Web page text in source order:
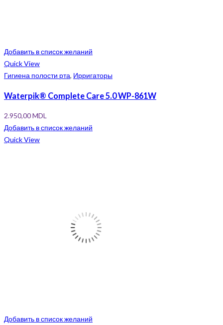
Добавить в список желаний
Quick View
Гигиена полости рта, Ирригаторы
Waterpik® Complete Care 5.0 WP-861W
2.950,00MDL
Добавить в список желаний
Quick View
Добавить в список желаний